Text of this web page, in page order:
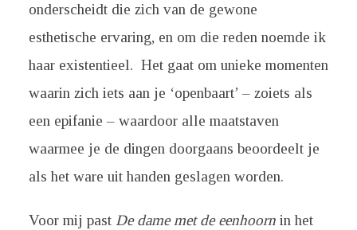
onderscheidt die zich van de gewone
esthetische ervaring, en om die reden noemde ik
haar existentieel. Het gaat om unieke momenten
waarin zich iets aan je ‘openbaart’ – zoiets als
een epifanie – waardoor alle maatstaven
waarmee je de dingen doorgaans beoordeelt je
als het ware uit handen geslagen worden.
Voor mij past De dame met de eenhoornin het